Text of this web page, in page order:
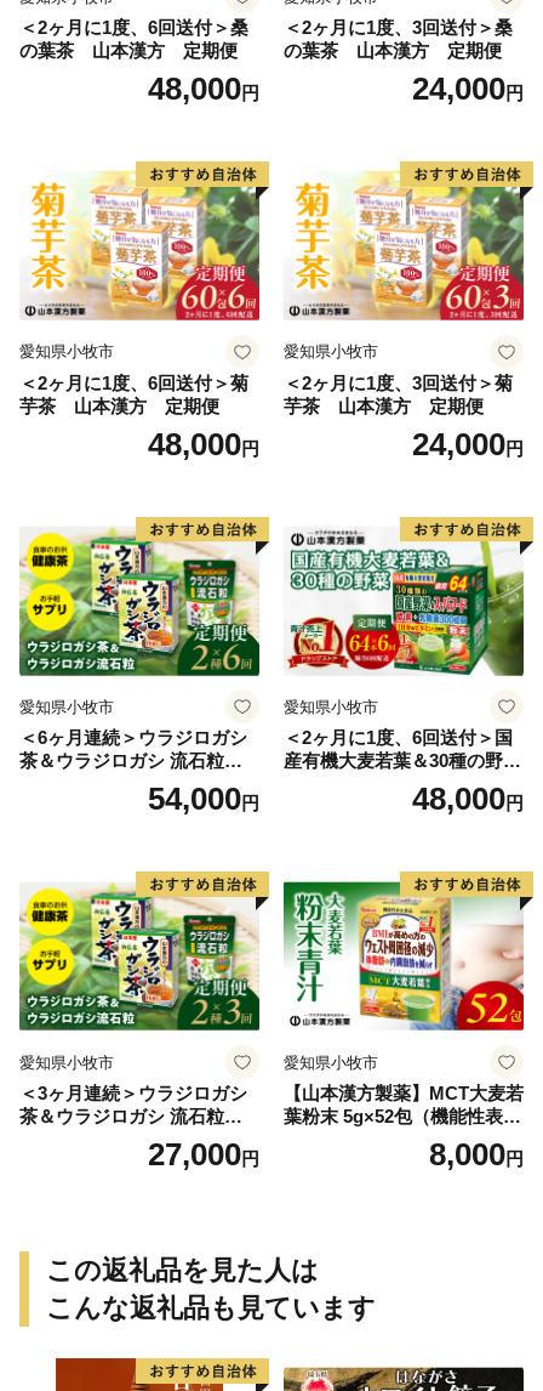
＜2ヶ月に1度、6回送付＞桑
の葉茶 山本漢方 定期便
48,000円
＜2ヶ月に1度、3回送付＞桑
の葉茶 山本漢方 定期便
24,000円
愛知県小牧市
＜2ヶ月に1度、6回送付＞菊
芋茶 山本漢方 定期便
48,000円
愛知県小牧市
＜2ヶ月に1度、3回送付＞菊
芋茶 山本漢方 定期便
24,000円
愛知県小牧市
＜6ヶ月連続＞ウラジロガシ
茶＆ウラジロガシ 流石粒
山本漢方 定期便54,000円
愛知県小牧市
＜2ヶ月に1度、6回送付＞国
産有機大麦若葉＆30種の野
菜 山本漢方 定期便
48,000円
愛知県小牧市
＜3ヶ月連続＞ウラジロガシ
茶＆ウラジロガシ 流石粒
山本漢方 定期便27,000円
愛知県小牧市
【山本漢方製薬】MCT大麦若
葉粉末 5g×52包（機能性表示
8,000円
この返礼品を見た人は
こんな返礼品も見ています